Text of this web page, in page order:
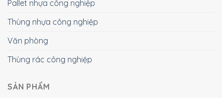
Pallet nhựa công nghiệp
Thùng nhựa công nghiệp
Văn phòng
Thùng rác công nghiệp
SẢN PHẨM